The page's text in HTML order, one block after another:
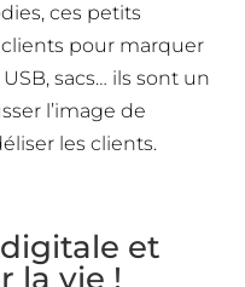
ces petits
clients pour marquer
sacs… ils sont un
l’image de
les clients.
et
la vie !